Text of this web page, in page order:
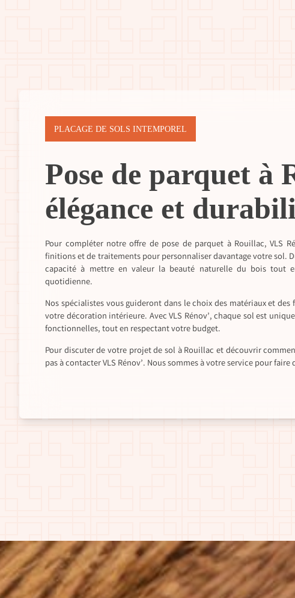
PLACAGE DE SOLS INTEMPOREL
Pose de parquet à
élégance et
Pour compléter notre offre de pose de parquet à Rouillac, VLS
finitions et de traitements pour personnaliser davantage votre sol.
capacité à mettre en valeur la beauté naturelle du bois tout
quotidienne.
Nos spécialistes vous guideront dans le choix des matériaux et
votre décoration intérieure. Avec VLS Rénov’, chaque sol est
fonctionnelles, tout en respectant votre budget.
Pour discuter de votre projet de sol à Rouillac et découvrir
pas à contacter VLS Rénov’. Nous sommes à votre service pour